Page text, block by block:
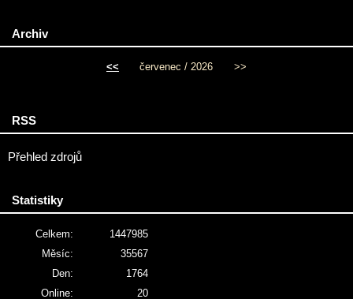
Archiv
<< červenec / 2026 >>
RSS
Přehled zdrojů
Statistiky
Online: 20
Celkem:
1447985
Měsíc:
35567
Den:
1764